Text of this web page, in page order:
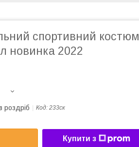
спортивний костюм
новинка 2022
роздріб Код: 233ск
Купити з